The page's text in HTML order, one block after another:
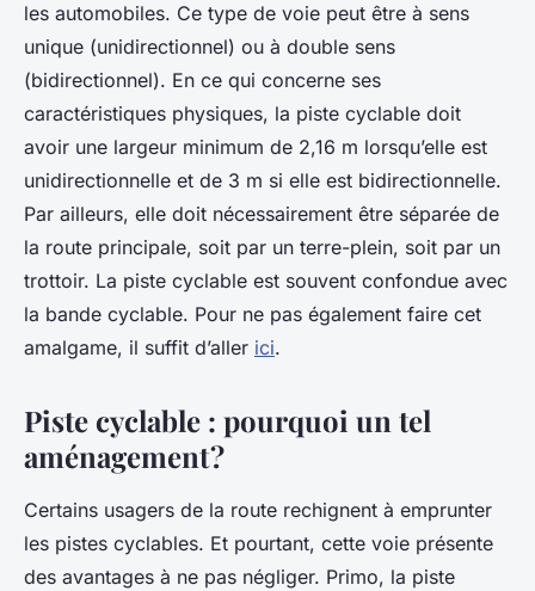
les automobiles. Ce type de voie peut être à sens
unique (unidirectionnel) ou à double sens
(bidirectionnel). En ce qui concerne ses
caractéristiques physiques, la piste cyclable doit
avoir une largeur minimum de 2,16 m lorsqu’elle est
unidirectionnelle et de 3 m si elle est bidirectionnelle.
Par ailleurs, elle doit nécessairement être séparée de
la route principale, soit par un terre-plein, soit par un
trottoir. La piste cyclable est souvent confondue avec
la bande cyclable. Pour ne pas également faire cet
amalgame, il suffit d’aller ici.
Piste cyclable : pourquoi un tel
aménagement ?
Certains usagers de la route rechignent à emprunter
les pistes cyclables. Et pourtant, cette voie présente
des avantages à ne pas négliger. Primo, la piste